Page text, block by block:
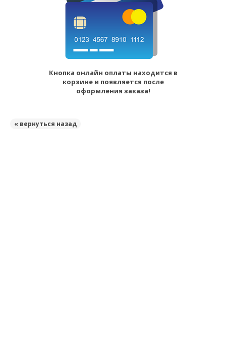
Кнопка онлайн оплаты находится в
корзине и появляется после
оформления заказа!
« вернуться назад